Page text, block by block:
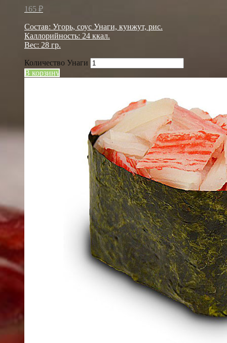
165 ₽
Состав: Угорь, соус Унаги, кунжут, рис.
Каллорийность: 24 ккал.
Вес: 28 гр.
Количество Унаги
В корзину